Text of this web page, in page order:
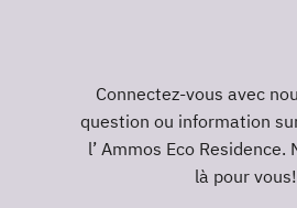
Connectez-vous avec
question ou information
l’ Ammos Eco Residence.
là pour vous!